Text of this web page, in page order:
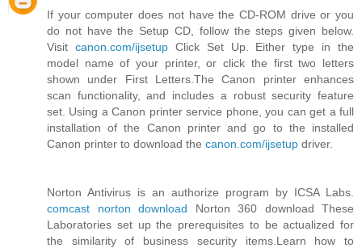
If your computer does not have the CD-ROM drive or you
do not have the Setup CD, follow the steps given below.
Visit canon.com/ijsetupClick Set Up. Either type in the
model name of your printer, or click the first two letters
shown under First Letters.The Canon printer enhances
scan functionality, and includes a robust security feature
set. Using a Canon printer service phone, you can get a full
installation of the Canon printer and go to the installed
Canon printer to download the canon.com/ijsetup driver.
Norton Antivirus is an authorize program by ICSA Labs.
comcast norton download Norton 360 download These
Laboratories set up the prerequisites to be actualized for
the similarity of business security items.Learn how to